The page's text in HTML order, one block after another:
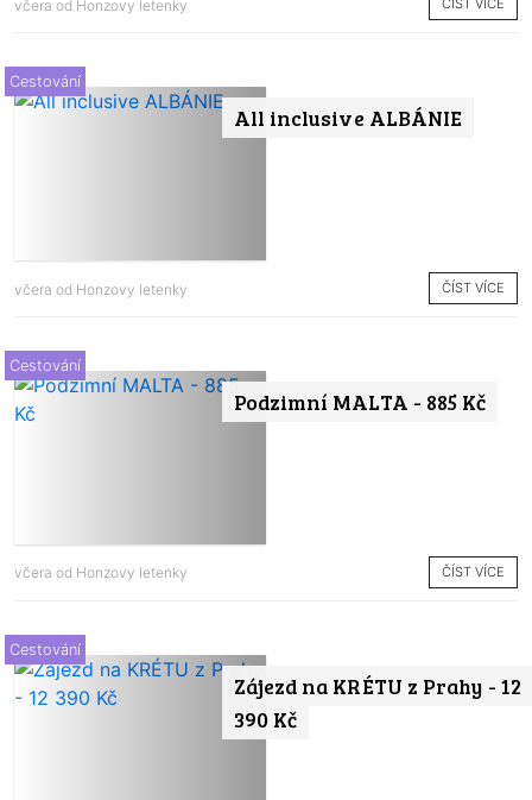
včera od Honzovy letenky ČÍST VÍCE
All inclusive ALBÁNIE
Cestování
včera od Honzovy letenky ČÍST VÍCE
Podzimní MALTA - 885 Kč
Cestování
včera od Honzovy letenky ČÍST VÍCE
Zájezd na KRÉTU z Prahy - 12
390 Kč
Cestování